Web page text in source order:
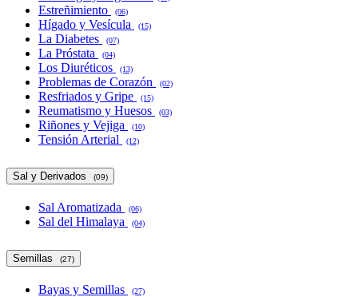
Estreñimiento (06)
Hígado y Vesícula (15)
La Diabetes (07)
La Próstata (04)
Los Diuréticos (13)
Problemas de Corazón (02)
Resfriados y Gripe (15)
Reumatismo y Huesos (03)
Riñones y Vejiga (10)
Tensión Arterial (12)
Sal y Derivados (09)
Sal Aromatizada (06)
Sal del Himalaya (04)
Semillas (27)
Bayas y Semillas (27)